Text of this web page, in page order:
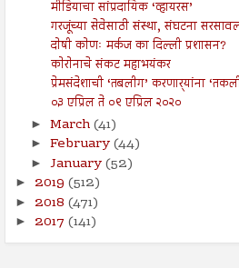
मीडियाचा सांप्रदायिक ‘व्हायरस’
गरजूंच्या सेवेसाठी संस्था, संघटना
दोषी कोणः मर्कज का दिल्ली प्रशासन?
कोरोनाचे संकट महाभयंकर
प्रेमसंदेशाची ‘तबलीग’ करणार्‍यांना
०३ एप्रिल ते ०९ एप्रिल २०२०
► March(41)
► February(44)
► January(52)
► 2019 (512)
► 2018 (471)
► 2017 (141)